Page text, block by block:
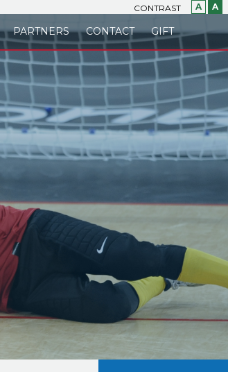
CONTRAST A A
PARTNERS CONTACT GIFT